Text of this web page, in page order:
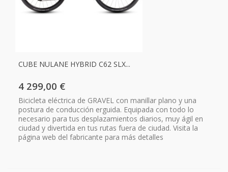
CUBE NULANE HYBRID C62 SLX...
4 299,00 €
Bicicleta eléctrica de GRAVEL con manillar plano y una
postura de conducción erguida. Equipada con todo lo
necesario para tus desplazamientos diarios, muy ágil en
ciudad y divertida en tus rutas fuera de ciudad. Visita la
página web del fabricante para más detalles